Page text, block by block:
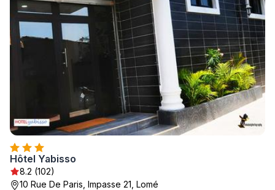
Hôtel Yabisso
8.2 (102)
10 Rue De Paris, Impasse 21, Lomé